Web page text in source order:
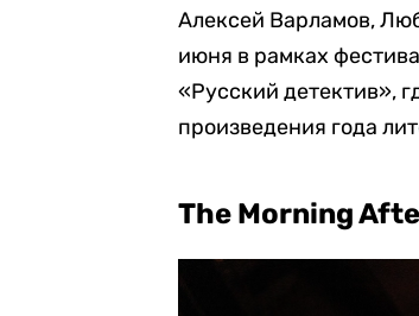
Алексей Варламов,
июня в рамках
«Русский детектив»,
произведения года
The Morning